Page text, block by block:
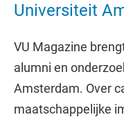
Universiteit
VU Magazine
alumni en
Amsterdam. Over
maatschappelijke